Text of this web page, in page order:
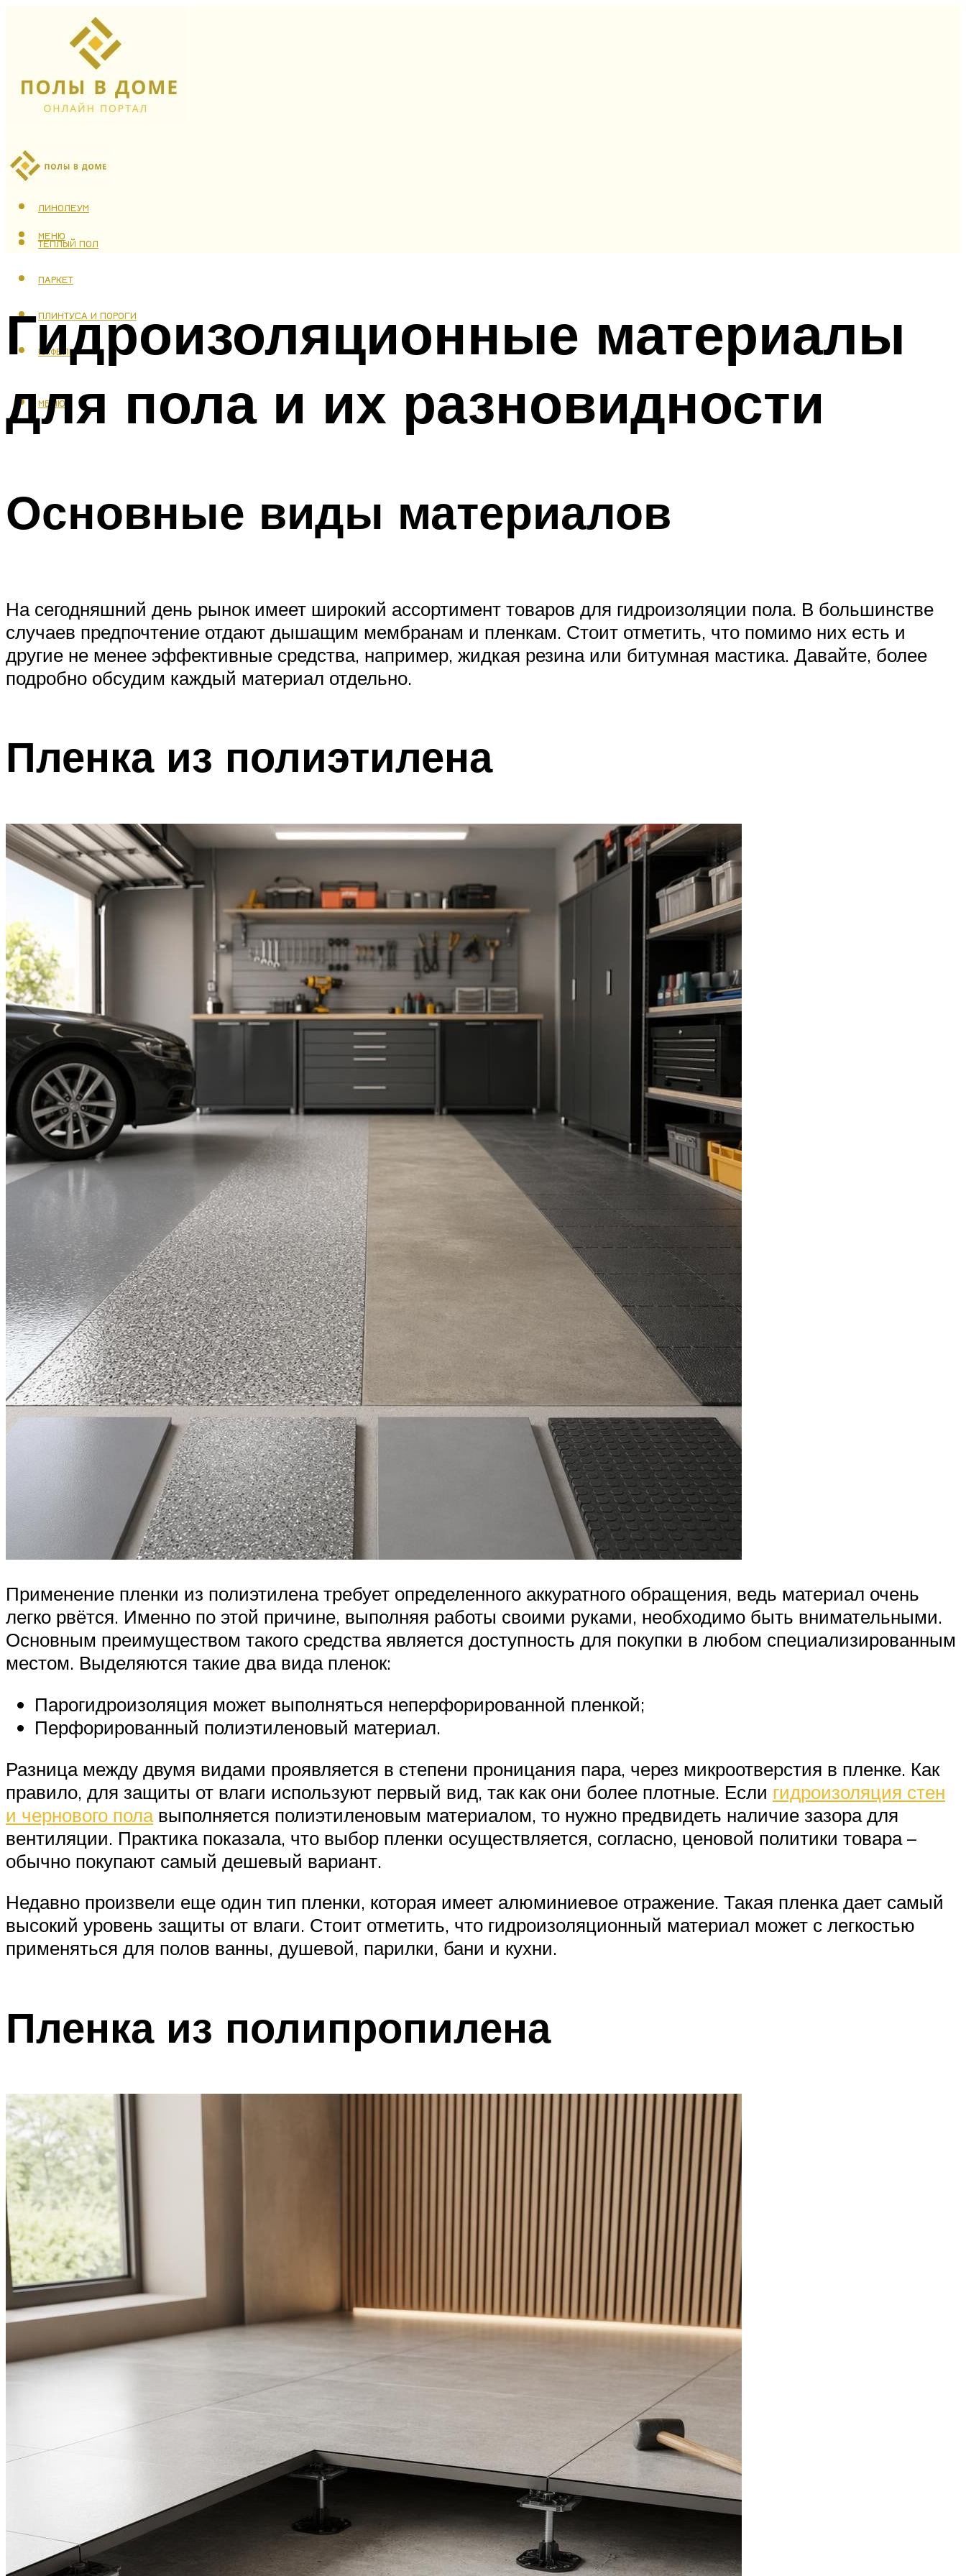
ЛАМИНАТ
ЛИНОЛЕУМ
ТЕПЛЫЙ ПОЛ
ПАРКЕТ
ПЛИНТУСА И ПОРОГИ
КАФЕЛЬ
МЕНЮ
МЕНЮ
Гидроизоляционные материалы
для пола и их разновидности
Основные виды материалов
На сегодняшний день рынок имеет широкий ассортимент товаров для гидроизоляции пола. В большинстве
случаев предпочтение отдают дышащим мембранам и пленкам. Стоит отметить, что помимо них есть и
другие не менее эффективные средства, например, жидкая резина или битумная мастика. Давайте, более
подробно обсудим каждый материал отдельно.
Пленка из полиэтилена
Применение пленки из полиэтилена требует определенного аккуратного обращения, ведь материал очень
легко рвётся. Именно по этой причине, выполняя работы своими руками, необходимо быть внимательными.
Основным преимуществом такого средства является доступность для покупки в любом специализированным
местом. Выделяются такие два вида пленок:
Парогидроизоляция может выполняться неперфорированной пленкой;
Перфорированный полиэтиленовый материал.
Разница между двумя видами проявляется в степени проницания пара, через микроотверстия в пленке. Как
правило, для защиты от влаги используют первый вид, так как они более плотные. Если гидроизоляция стен
и чернового полавыполняется полиэтиленовым материалом, то нужно предвидеть наличие зазора для
вентиляции. Практика показала, что выбор пленки осуществляется, согласно, ценовой политики товара –
обычно покупают самый дешевый вариант.
Недавно произвели еще один тип пленки, которая имеет алюминиевое отражение. Такая пленка дает самый
высокий уровень защиты от влаги. Стоит отметить, что гидроизоляционный материал может с легкостью
применяться для полов ванны, душевой, парилки, бани и кухни.
Пленка из полипропилена